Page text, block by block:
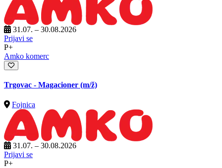
31.07. – 30.08.2026
Prijavi se
P+
Amko komerc
Trgovac - Magacioner (m/ž)
Fojnica
31.07. – 30.08.2026
Prijavi se
P+